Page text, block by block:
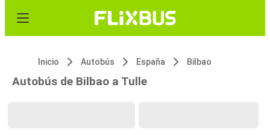
Inicio Autobús España Bilbao
Autobús de Bilbao a Tulle